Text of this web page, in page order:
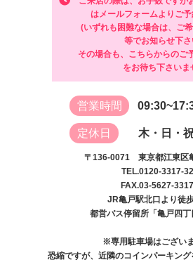
はメールフォームよりご予
(いずれも困難な場合は、ご
等でお知らせ下さ
その場合も、こちらからのご
をお待ち下さいま
営業時間
定休日 木・日・
〒136-0071 東京都江東区
TEL.0120-3317-32
FAX.03-5627-3317
JR亀戸駅北口より徒
都営バス停留所「亀戸四丁
※専用駐車場はござい
恐縮ですが、近隣のコインパーキン